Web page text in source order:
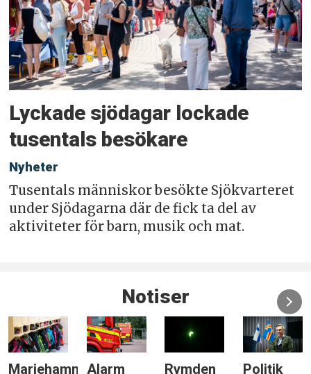
Lyckade sjödagar lockade
tusentals besökare
Nyheter
Tusentals människor besökte Sjökvarteret
under Sjödagarna där de fick ta del av
aktiviteter för barn, musik och mat.
Notiser
Mariehamn Alarm Rymden Politik